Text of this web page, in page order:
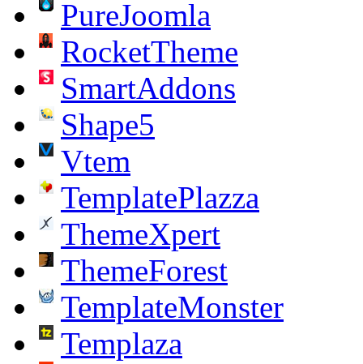
PureJoomla
RocketTheme
SmartAddons
Shape5
Vtem
TemplatePlazza
ThemeXpert
ThemeForest
TemplateMonster
Templaza